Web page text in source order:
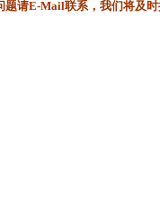
请E-Mail联系，我们将及时